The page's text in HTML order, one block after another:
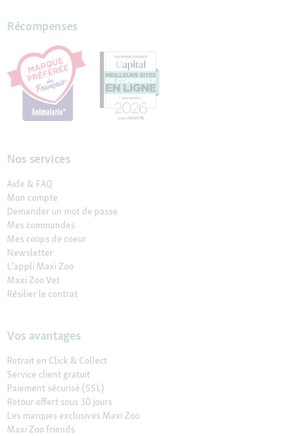
Récompenses
Nos services
Aide & FAQ
Mon compte
Demander un mot de passe
Mes commandes
Mes coups de coeur
Newsletter
L'appli Maxi Zoo
Maxi Zoo Vet
Résilier le contrat
Vos avantages
Retrait en Click & Collect
Service client gratuit
Paiement sécurisé (SSL)
Retour offert sous 30 jours
Les marques exclusives Maxi Zoo
Maxi Zoo friends